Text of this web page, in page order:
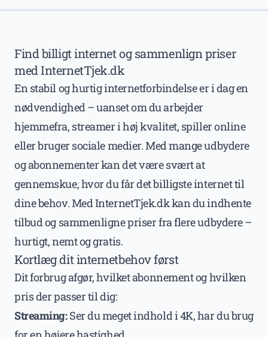
Find billigt internet og sammenlign priser
med InternetTjek.dk
En stabil og hurtig internetforbindelse er i dag en
nødvendighed – uanset om du arbejder
hjemmefra, streamer i høj kvalitet, spiller online
eller bruger sociale medier. Med mange udbydere
og abonnementer kan det være svært at
gennemskue, hvor du får det billigste internet til
dine behov. Med InternetTjek.dk kan du indhente
tilbud og sammenligne priser fra flere udbydere –
hurtigt, nemt og gratis.
Kortlæg dit internetbehov først
Dit forbrug afgør, hvilket abonnement og hvilken
pris der passer til dig:
Streaming:Ser du meget indhold i 4K, har du brug